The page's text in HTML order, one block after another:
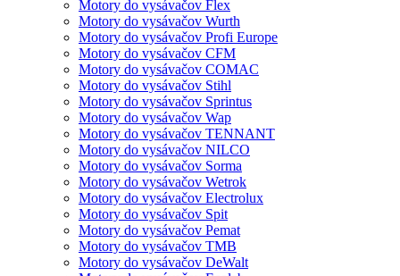
Motory do vysávačov Flex
Motory do vysávačov Wurth
Motory do vysávačov Profi Europe
Motory do vysávačov CFM
Motory do vysávačov COMAC
Motory do vysávačov Stihl
Motory do vysávačov Sprintus
Motory do vysávačov Wap
Motory do vysávačov TENNANT
Motory do vysávačov NILCO
Motory do vysávačov Sorma
Motory do vysávačov Wetrok
Motory do vysávačov Electrolux
Motory do vysávačov Spit
Motory do vysávačov Pemat
Motory do vysávačov TMB
Motory do vysávačov DeWalt